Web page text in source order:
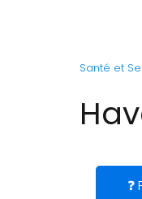
Santé et
❓